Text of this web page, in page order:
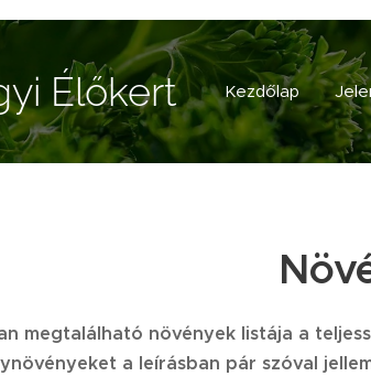
Élőkert Kezdőlap
megtalálható növények listája a
a leírásban pár szóval